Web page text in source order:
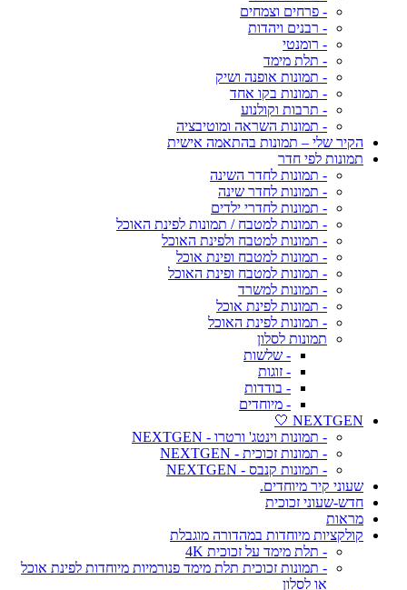
- פרחים וצמחים
- רבנים ויהדות
- רומנטי
- תלת מימד
- תמונות אופנה ושיק
- תמונות בקו אחד
- תרבות וקולנוע
- תמונות השראה ומוטיבציה
הקיר שלי – תמונות בהתאמה אישית
תמונות לפי חדר
- תמונות לחדר השינה
- תמונות לחדר שינה
- תמונות לחדרי ילדים
- תמונות למטבח / תמונות לפינת האוכל
- תמונות למטבח ולפינת האוכל
- תמונות למטבח ופינת אוכל
- תמונות למטבח ופינת האוכל
- תמונות למשרד
- תמונות לפינת אוכל
- תמונות לפינת האוכל
תמונות לסלון
- שלשות
- זוגות
- בודדות
- מיוחדים
NEXTGEN 🤍
- תמונות וינטג' ורטרו - NEXTGEN
- תמונות זכוכית - NEXTGEN
- תמונות קנבס - NEXTGEN
שעוני קיר מיוחדים.
חדש-שעוני זכוכית
מראות
קולקציות מיוחדות במהדורה מוגבלת
- תלת מימד על זכוכית 4K
- תמונות זכוכית תלת מימד פנורמיות מיוחדות לפינת אוכל
או לסלון